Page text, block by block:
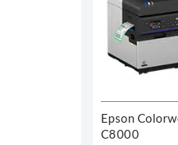
Epson
C8000